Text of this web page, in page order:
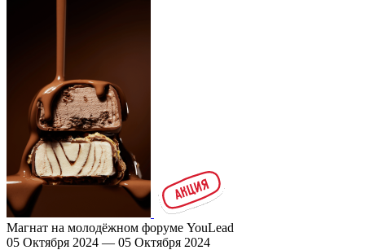
Магнат на молодёжном форуме YouLead
05 Октября 2024 — 05 Октября 2024